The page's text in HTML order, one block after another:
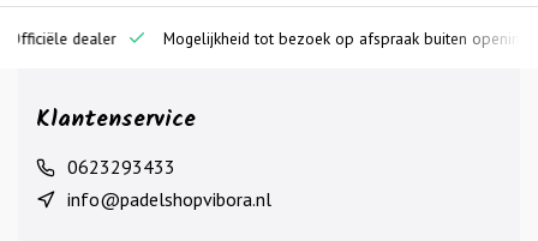
dealer Mogelijkheid tot bezoek op afspraak buiten
Klantenservice
0623293433
info@padelshopvibora.nl